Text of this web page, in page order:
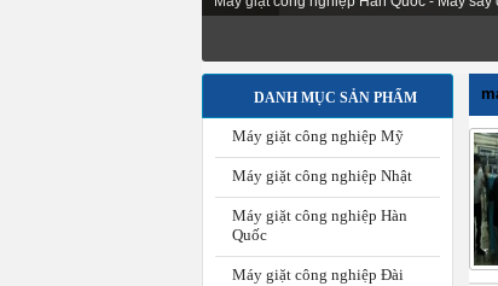
DANH MỤC SẢN PHẨM
Máy giặt công nghiệp Mỹ
Máy giặt công nghiệp Nhật
Máy giặt công nghiệp Hàn
Quốc
Máy giặt công nghiệp Đài